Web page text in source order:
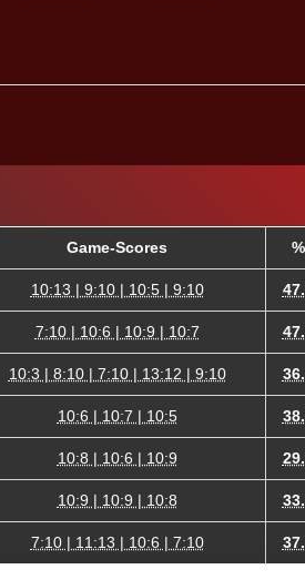
Game-Scores %
10:13 | 9:10 | 10:5 | 9:10
7:10 | 10:6 | 10:9 | 10:7
10:3 | 8:10 | 7:10 | 13:12 | 9:10
10:6 | 10:7 | 10:5
10:8 | 10:6 | 10:9
10:9 | 10:9 | 10:8
7:10 | 11:13 | 10:6 | 7:10